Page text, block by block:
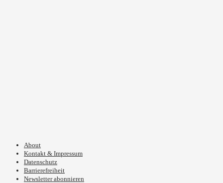
About
Kontakt & Impressum
Datenschutz
Barrierefreiheit
Newsletter abonnieren